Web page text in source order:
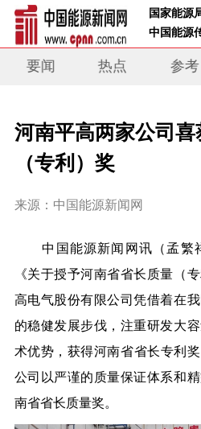
国家能源
中国能源
要闻 热点 参考
河南平高两家公司
（专利）奖
来源：中国能源新闻网
中国能源新闻网讯 （ 孟繁
《关于授予河南省省长质量（
高电气股份有限公司凭借着在
的稳健发展步伐，注重研发大
术优势， 获得河南省省长专利奖
公司 以严谨的质量保证体系和
南省省长质量奖。